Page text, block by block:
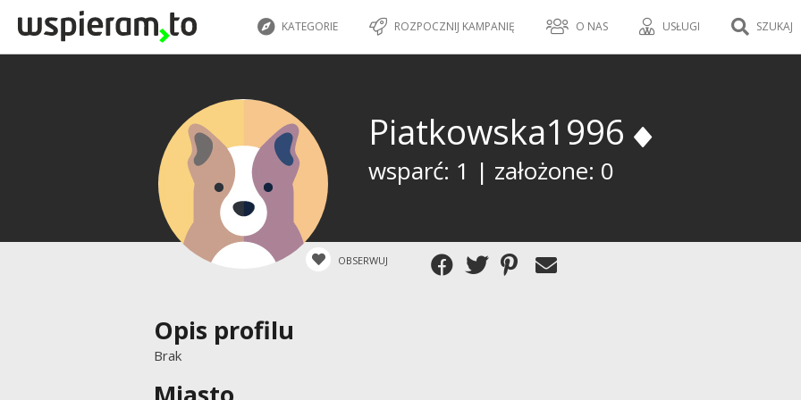
KATEGORIE ROZPOCZNIJ KAMPANIĘ O NAS USŁUGI SZUKAJ
Piatkowska1996
wsparć: 1 | założone: 0
OBSERWUJ
Opis profilu
Brak